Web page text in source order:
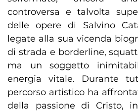
controversa e talvolta
delle opere di Salvino
legate alla sua vicenda
di strada e borderline,
ma un soggetto
energia vitale. Durante
percorso artistico ha
della passione di Cristo,